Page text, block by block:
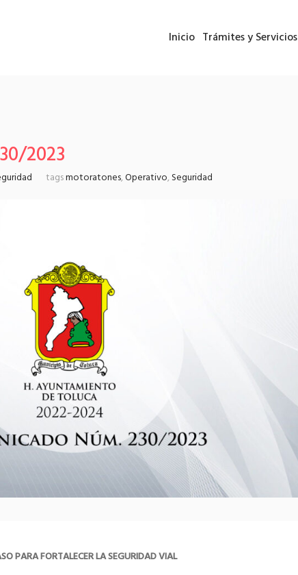
Inicio Trámites y Servicios
2023
tagsmotoratones,Operativo,Seguridad
PARA FORTALECER LA SEGURIDAD VIAL